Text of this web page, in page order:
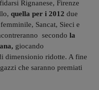
Rignanese, Firenze
quella per i 2012 due
Sancat, Sieci e
secondo la
giocando
dimensionio ridotte. A fine
che saranno premiati